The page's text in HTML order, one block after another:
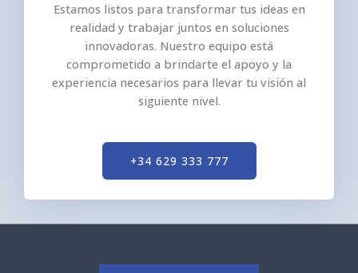
Estamos listos para transformar tus ideas en
realidad y trabajar juntos en soluciones
innovadoras. Nuestro equipo está
comprometido a brindarte el apoyo y la
experiencia necesarios para llevar tu visión al
siguiente nivel.
+34 629 333 777